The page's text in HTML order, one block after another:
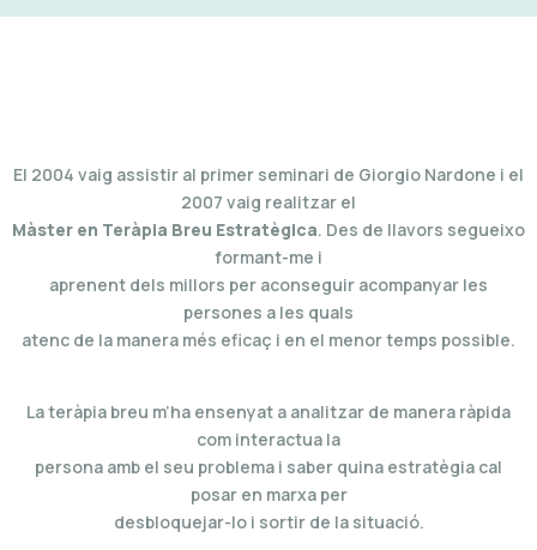
El 2004 vaig assistir al primer seminari de Giorgio Nardone i el
2007 vaig realitzar el
Màster en Teràpia Breu Estratègica. Des de llavors segueixo
formant-me i
aprenent dels millors per aconseguir acompanyar les
persones a les quals
atenc de la manera més eficaç i en el menor temps possible.
La teràpia breu m’ha ensenyat a analitzar de manera ràpida
com interactua la
persona amb el seu problema i saber quina estratègia cal
posar en marxa per
desbloquejar-lo i sortir de la situació.